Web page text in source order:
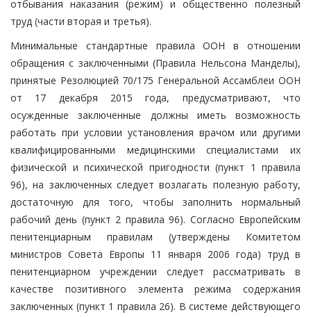
отбывания наказания (режим) и общественно полезный
труд (части вторая и третья).
Минимальные стандартные правила ООН в отношении
обращения с заключенными (Правила Нельсона Манделы),
принятые Резолюцией 70/175 Генеральной Ассамблеи ООН
от 17 декабря 2015 года, предусматривают, что
осужденные заключенные должны иметь возможность
работать при условии установления врачом или другими
квалифицированными медицинскими специалистами их
физической и психической пригодности (пункт 1 правила
96), на заключенных следует возлагать полезную работу,
достаточную для того, чтобы заполнить нормальный
рабочий день (пункт 2 правила 96). Согласно Европейским
пенитенциарным правилам (утверждены Комитетом
министров Совета Европы 11 января 2006 года) труд в
пенитенциарном учреждении следует рассматривать в
качестве позитивного элемента режима содержания
заключенных (пункт 1 правила 26). В системе действующего